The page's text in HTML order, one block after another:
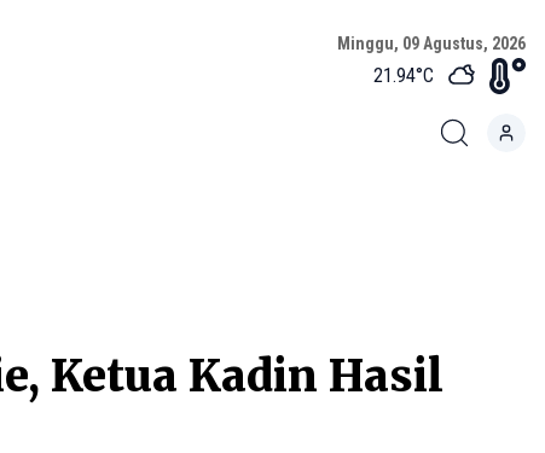
Minggu, 09 Agustus, 2026
21.94°C
Ketua Kadin Hasil